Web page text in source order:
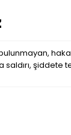
şiddete